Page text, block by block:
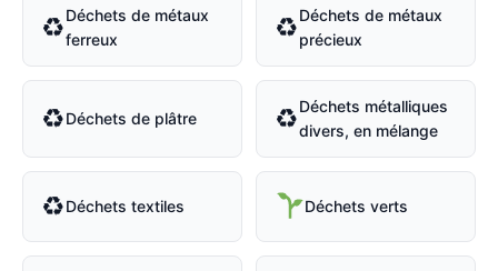
♻Déchets de métaux
ferreux
♻Déchets de métaux
précieux
♻Déchets de plâtre ♻Déchets métalliques
divers, en mélange
♻Déchets textiles Déchets verts